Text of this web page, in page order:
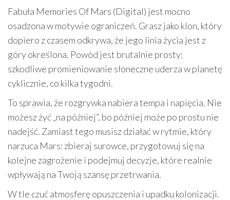
Fabuła Memories Of Mars (Digital) jest mocno
osadzona w motywie ograniczeń. Grasz jako klon, który
dopiero z czasem odkrywa, że jego linia życia jest z
góry określona. Powód jest brutalnie prosty:
szkodliwe promieniowanie słoneczne uderza w planetę
cyklicznie, co kilka tygodni.
To sprawia, że rozgrywka nabiera tempa i napięcia. Nie
możesz żyć „na później”, bo później może po prostu nie
nadejść. Zamiast tego musisz działać w rytmie, który
narzuca Mars: zbieraj surowce, przygotowuj się na
kolejne zagrożenie i podejmuj decyzje, które realnie
wpływają na Twoją szansę przetrwania.
W tle czuć atmosferę opuszczenia i upadku kolonizacji.